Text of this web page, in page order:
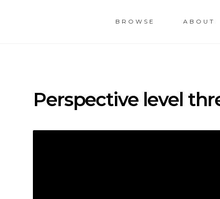
BROWSE ABOUT
Perspective level